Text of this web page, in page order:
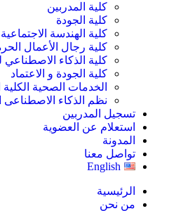
كلية المدربين
كلية الجودة
كلية الهندسة
كلية رجال الأعمال
كلية الذكاء الاصطناعي
كلية الجودة و الاعتماد
الخدمات الصحية الكلية
نظم الذكاء الاصطناعى
تسجيل المدربين
استعلام عن العضوية
المدونة
تواصل معنا
English
الرئيسية
من نحن